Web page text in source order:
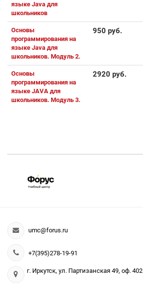
языке Java для
школьников
Основы
программирования на
языке Java для
школьников. Модуль 2.
950 руб.
Основы
программирования на
языке JAVA для
школьников. Модуль 3.
2920 руб.
umc@forus.ru
+7(395)278-19-91
г. Иркутск, ул. Партизанская 49, оф. 402